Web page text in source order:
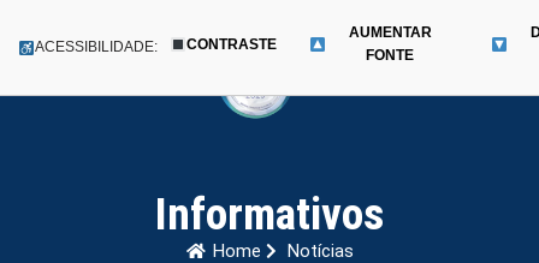
para
Menu
ACESSIBILIDADE: CONTRASTE
AUMENTAR
FONTE
Informativos
Home Notícias